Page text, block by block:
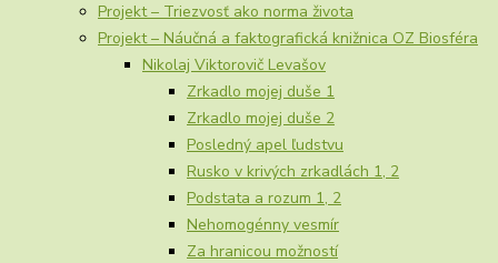
Projekt – Triezvosť ako norma života
Projekt – Náučná a faktografická knižnica OZ Biosféra
Nikolaj Viktorovič Levašov
Zrkadlo mojej duše 1
Zrkadlo mojej duše 2
Posledný apel ľudstvu
Rusko v krivých zrkadlách 1, 2
Podstata a rozum 1, 2
Nehomogénny vesmír
Za hranicou možností